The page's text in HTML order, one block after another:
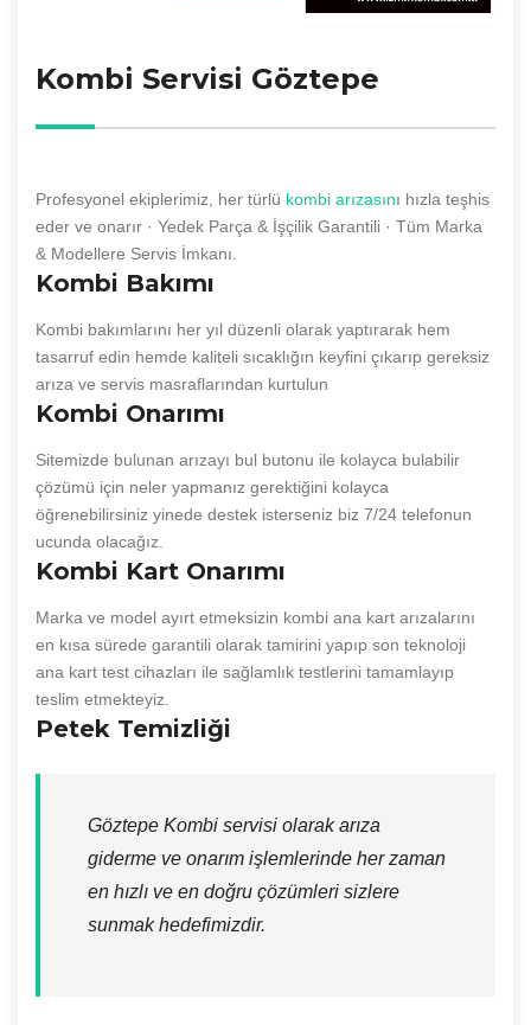
Kombi Servisi Göztepe
Profesyonel ekiplerimiz, her türlü kombi arızasını hızla teşhis
eder ve onarır · Yedek Parça & İşçilik Garantili · Tüm Marka
& Modellere Servis İmkanı.
Kombi Bakımı
Kombi bakımlarını her yıl düzenli olarak yaptırarak hem
tasarruf edin hemde kaliteli sıcaklığın keyfini çıkarıp gereksiz
arıza ve servis masraflarından kurtulun
Kombi Onarımı
Sitemizde bulunan arızayı bul butonu ile kolayca bulabilir
çözümü için neler yapmanız gerektiğini kolayca
öğrenebilirsiniz yinede destek isterseniz biz 7/24 telefonun
ucunda olacağız.
Kombi Kart Onarımı
Marka ve model ayırt etmeksizin kombi ana kart arızalarını
en kısa sürede garantili olarak tamirini yapıp son teknoloji
ana kart test cihazları ile sağlamlık testlerini tamamlayıp
teslim etmekteyiz.
Petek Temizliği
Göztepe Kombi servisi olarak arıza
giderme ve onarım işlemlerinde her zaman
en hızlı ve en doğru çözümleri sizlere
sunmak hedefimizdir.